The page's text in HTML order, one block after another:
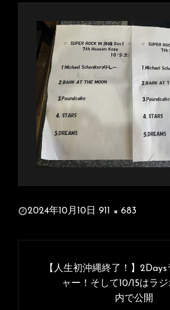
投
日:
2024年10月10日
ル
911 × 683
【人生初沖縄終了！】
ャー！そして10/15はラジ
内で公開